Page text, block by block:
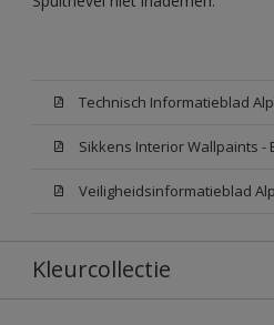
Technisch Informatieblad
Kleurcollectie